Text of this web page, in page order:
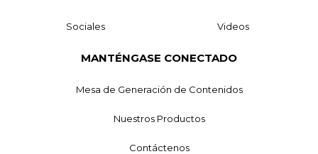
Sociales Videos
MANTÉNGASE CONECTADO
Mesa de Generación de Contenidos
Nuestros Productos
Contáctenos